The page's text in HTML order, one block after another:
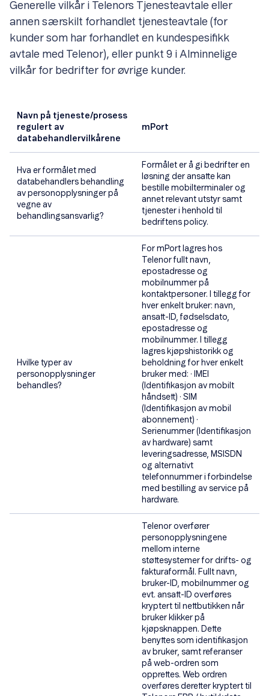
Generelle vilkår i Telenors Tjenesteavtale eller
annen særskilt forhandlet tjenesteavtale (for
kunder som har forhandlet en kundespesifikk
avtale med Telenor), eller punkt 9 i Alminnelige
vilkår for bedrifter for øvrige kunder.
Navn på tjeneste/prosess
regulert av
databehandlervilkårene
mPort
Hva er formålet med
databehandlers behandling
av personopplysninger på
vegne av
behandlingsansvarlig?
Formålet er å gi bedrifter en
løsning der ansatte kan
bestille mobilterminaler og
annet relevant utstyr samt
tjenester i henhold til
bedriftens policy.
Hvilke typer av
personopplysninger
behandles?
For mPort lagres hos
Telenor fullt navn,
epostadresse og
mobilnummer på
kontaktpersoner. I tillegg for
hver enkelt bruker: navn,
ansatt-ID, fødselsdato,
epostadresse og
mobilnummer. I tillegg
lagres kjøpshistorikk og
beholdning for hver enkelt
bruker med: · IMEI
(Identifikasjon av mobilt
håndsett) · SIM
(Identifikasjon av mobil
abonnement) ·
Serienummer (Identifikasjon
av hardware) samt
leveringsadresse, MSISDN
og alternativt
telefonnummer i forbindelse
med bestilling av service på
hardware.
Telenor overfører
personopplysningene
mellom interne
støttesystemer for drifts- og
fakturaformål. Fullt navn,
bruker-ID, mobilnummer og
evt. ansatt-ID overføres
kryptert til nettbutikken når
bruker klikker på
kjøpsknappen. Dette
benyttes som identifikasjon
av bruker, samt referanser
på web-ordren som
opprettes. Web ordren
overføres deretter kryptert til